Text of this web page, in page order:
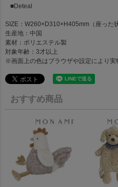
■Deteal
SIZE：W260×D310×H405mm（座った状
生産地：中国
素材：ポリエステル製
対象年齢：3才以上
※画面上の色はブラウザや設定により実
おすすめ商品